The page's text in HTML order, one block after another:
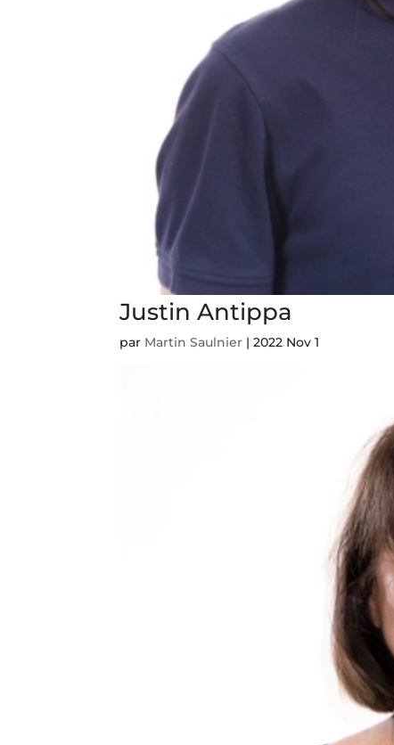
Justin Antippa
par Martin Saulnier |2022 Nov 1